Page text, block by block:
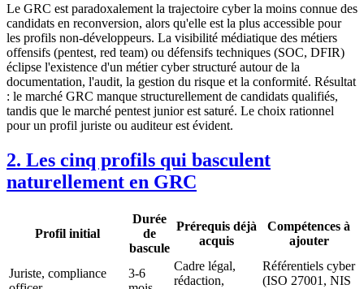
Le GRC est paradoxalement la trajectoire cyber la moins connue des
candidats en reconversion, alors qu'elle est la plus accessible pour
les profils non-développeurs. La visibilité médiatique des métiers
offensifs (pentest, red team) ou défensifs techniques (SOC, DFIR)
éclipse l'existence d'un métier cyber structuré autour de la
documentation, l'audit, la gestion du risque et la conformité. Résultat
: le marché GRC manque structurellement de candidats qualifiés,
tandis que le marché pentest junior est saturé. Le choix rationnel
pour un profil juriste ou auditeur est évident.
2. Les cinq profils qui basculent
naturellement en GRC
Profil initial
Durée
de
bascule
Prérequis déjà
acquis
Compétences à
ajouter
Juriste, compliance
3-6
Cadre légal,
rédaction,
Référentiels cyber
(ISO 27001, NIS